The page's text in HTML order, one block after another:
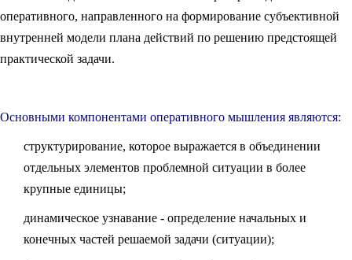
оперативного, направленного на формирование субъективной
внутренней модели плана действий по решению предстоящей
практической задачи.
Основными компонентами оперативного мышления являются:
структурирование, которое выражается в объединении
отдельных элементов проблемной ситуации в более
крупные единицы;
динамическое узнавание - определение начальных и
конечных частей решаемой задачи (ситуации);